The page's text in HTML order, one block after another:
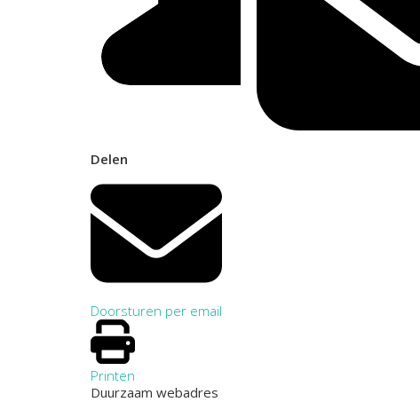
Delen
Doorsturen per email
Printen
Duurzaam webadres